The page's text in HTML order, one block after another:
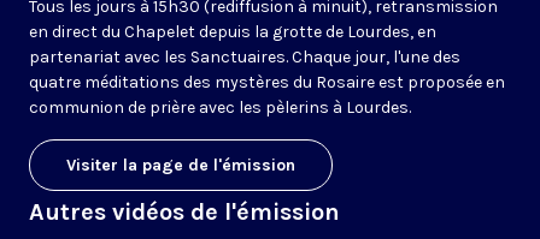
Tous les jours à 15h30 (rediffusion à minuit), retransmission
en direct du Chapelet depuis la grotte de Lourdes, en
partenariat avec les Sanctuaires. Chaque jour, l'une des
quatre méditations des mystères du Rosaire est proposée en
communion de prière avec les pèlerins à Lourdes.
Visiter la page de l'émission
Autres vidéos de l'émission